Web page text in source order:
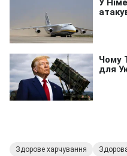
Здорове харчування